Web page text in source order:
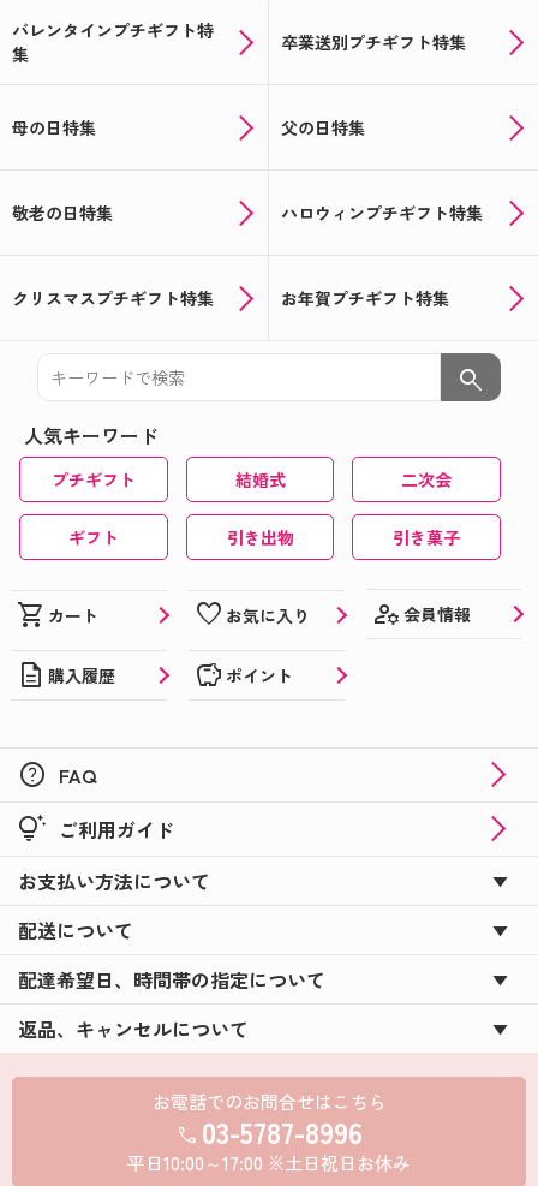
バレンタインプチギフト特
集
卒業送別プチギフト特集
母の日特集 父の日特集
敬老の日特集 ハロウィンプチギフト特集
クリスマスプチギフト特集 お年賀プチギフト特集
search
人気キーワード
プチギフト 結婚式 二次会
ギフト 引き出物 引き菓子
shopping_cart カート favorite お気に入り manage_accounts 会員情報
description 購入履歴 savings ポイント
help FAQ
tips_and_updates ご利用ガイド
お支払い方法について
配送について
配達希望日、時間帯の指定について
返品、キャンセルについて
お電話でのお問合せはこちら
call 03-5787-8996
平日10:00～17:00 ※土日祝日お休み